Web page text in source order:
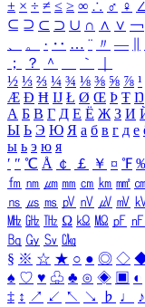
± × ÷ ≠ ≤ ≥ ∞ ∴ ♂ ♀
⊆ ⊇ ⊂ ⊃ ∪ ∩ ∧ ∨ ￢
、
。 · ‥ … ¨ 〃 ―
；
？ ＾ ｀
½ ⅓ ⅔ ¼ ¾ ⅛ ⅜ ⅝ ⅞ ¹
Æ Ð Ħ Ĳ Ł Ø Œ Þ Ŧ Ŋ
А Б В Г Д Е Ё Ж З И
Ы Ь Э Ю Я а б в г д е
ы ь э ю я
′ ″ ℃ Å ￠ ￡ ￥ ¤ ℉
㎙ ㎚ ㎛ ㎜ ㎝ ㎞ ㎟
㎱ ㎲ ㎳ ㎴ ㎵ ㎶ ㎷
㎒ ㎓ ㎔ Ω ㏀ ㏁ ㎊ ㎋
㏃ ㏉ ㏜ ㏆
§ ※ ☆ ★ ○ ● ◎ ◇
♠ ♡ ♥ ♧ ♣ ⊙ ◈ ▣ ◐
‡ ↕ ↗ ↙ ↖ ↘ ♭ ♩ ♪